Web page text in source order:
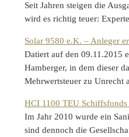
Seit Jahren steigen die
wird es richtig teuer:
Solar 9580 e.K. – Anleger
Datiert auf den 09.11.2015
Hamberger, in dem dieser
Mehrwertsteuer zu
HCI 1100 TEU
Im Jahr 2010 wurde ein
sind dennoch die